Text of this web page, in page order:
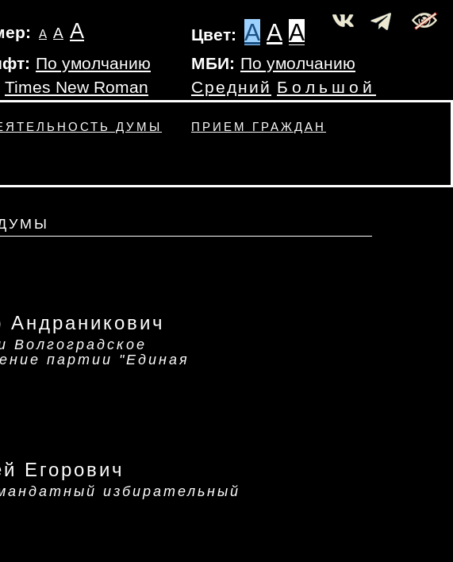
А А А Цвет: A A A
По умолчанию
Times New Roman
МБИ: По умолчанию
Средний Большой
ДУМЫ ПРИЕМ ГРАЖДАН
Андраникович
партии "Единая
Егорович
избирательный